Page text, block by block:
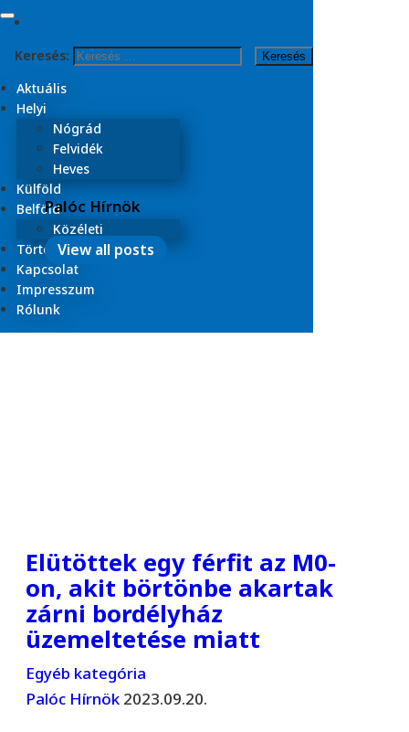
Skip to content
Keresés:
Aktuális
Helyi
Nógrád
Felvidék
Heves
Külföld
Belföld
Közéleti
Történelmi
Kapcsolat
Impresszum
Rólunk
Kezdőlap
Palóc Hírnök
View all posts
Elütöttek egy férfit az M0-
on, akit börtönbe akartak
zárni bordélyház
üzemeltetése miatt
Egyéb kategória
Palóc Hírnök 2023.09.20.